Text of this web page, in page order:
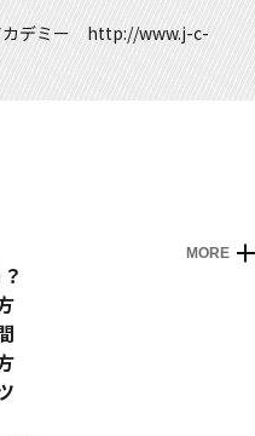
カデミー http://www.j-c-
MORE
に特徴がある
ことが大切
だと考えてみる
と」をやってみる
える時間をつくる
ろ」を挙げてみる
る
る
ちの整理がつく